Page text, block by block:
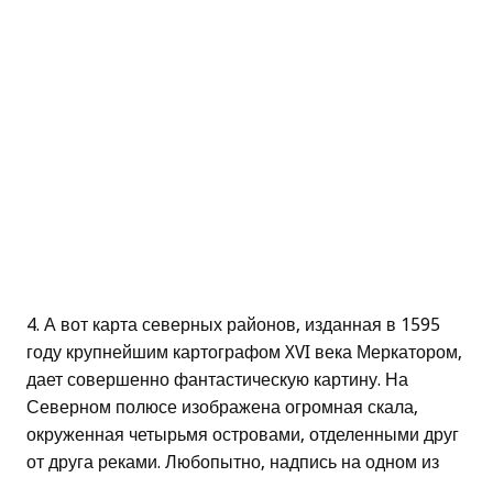
4. А вот карта северных районов, изданная в 1595
году крупнейшим картографом XVI века Меркатором,
дает совершенно фантастическую картину. На
Северном полюсе изображена огромная скала,
окруженная четырьмя островами, отделенными друг
от друга реками. Любопытно, надпись на одном из